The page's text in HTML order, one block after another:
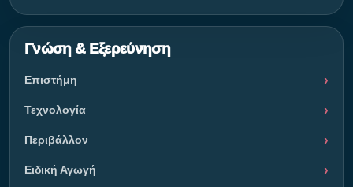
Γνώση & Εξερεύνηση
Επιστήμη
Τεχνολογία
Περιβάλλον
Ειδική Αγωγή